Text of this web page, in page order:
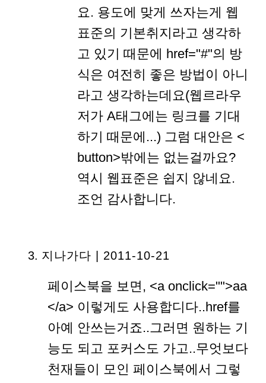
요. 용도에 맞게 쓰자는게 웹
표준의 기본취지라고 생각하
고 있기 때문에 href="#"의 방
식은 여전히 좋은 방법이 아니
라고 생각하는데요(웹르라우
저가 A태그에는 링크를 기대
하기 때문에...) 그럼 대안은 <
button>밖에는 없는걸까요?
역시 웹표준은 쉽지 않네요.
조언 감사합니다.
지나가다 | 2011-10-21
페이스북을 보면, <a onclick="">aa
</a> 이렇게도 사용합디다..href를
아예 안쓰는거죠..그러면 원하는 기
능도 되고 포커스도 가고..무엇보다
천재들이 모인 페이스북에서 그렇